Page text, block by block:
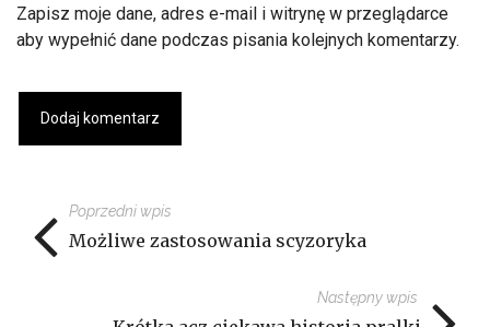
Zapisz moje dane, adres e-mail i witrynę w przeglądarce
aby wypełnić dane podczas pisania kolejnych komentarzy.
Poprzedni wpis
Możliwe zastosowania scyzoryka
Następny wpis